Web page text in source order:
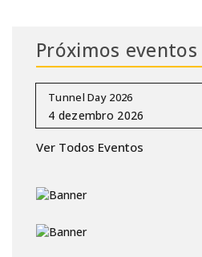
Próximos eventos
Tunnel Day 2026
Ver Todos Eventos